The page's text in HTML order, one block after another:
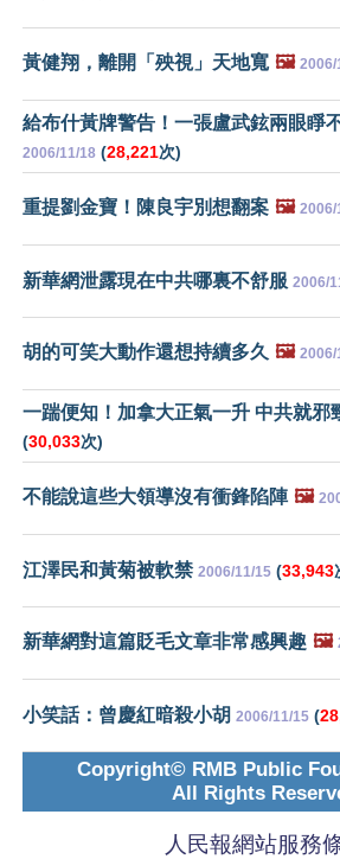
黃健翔，離開「殃視」天地寬 🖼️ 2006/
給布什黃牌警告！一張盧武鉉兩眼睜
2006/11/18 (28,221次)
重提劉金寶！陳良宇別想翻案 🖼️ 2006/
新華網泄露現在中共哪裏不舒服 2006/
胡的可笑大動作還想持續多久 🖼️ 2006/
一踹便知！加拿大正氣一升 中共就邪
(30,033次)
不能說這些大領導沒有衝鋒陷陣 🖼️
江澤民和黃菊被軟禁 2006/11/15 (33,943
新華網對這篇貶毛文章非常感興趣 🖼️
小笑話：曾慶紅暗殺小胡 2006/11/15 (
Copyright© RMB Public
All Rights
人民報網站服務